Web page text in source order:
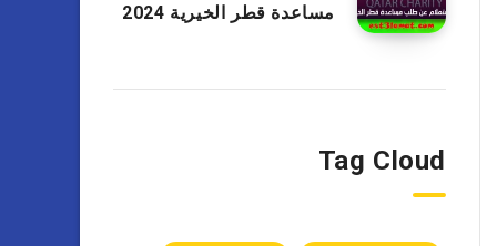
مساعدة قطر الخيرية 2024
Tag Cloud